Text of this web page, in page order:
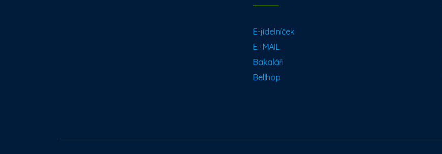
E-jídelníček
E -MAIL
Bakaláři
Bellhop